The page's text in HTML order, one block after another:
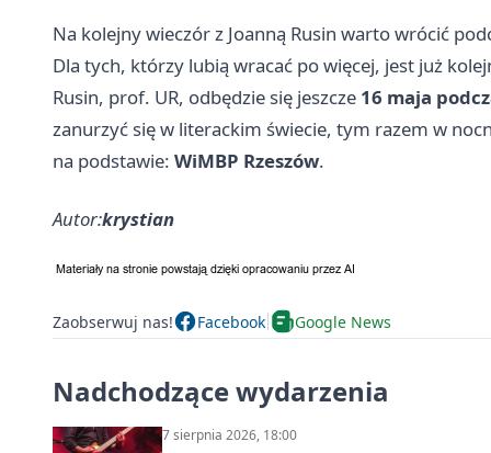
Na kolejny wieczór z Joanną Rusin warto wrócić
Dla tych, którzy lubią wracać po więcej, jest już
Rusin, prof. UR, odbędzie się jeszcze 16 maja
zanurzyć się w literackim świecie, tym razem w
na podstawie: WiMBP Rzeszów.
Autor:krystian
Zaobserwuj nas! Facebook Google News
Nadchodzące wydarzenia
7 sierpnia 2026, 18:00